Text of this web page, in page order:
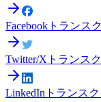
Facebookトランス
Twitter/Xトランス
LinkedInトランス